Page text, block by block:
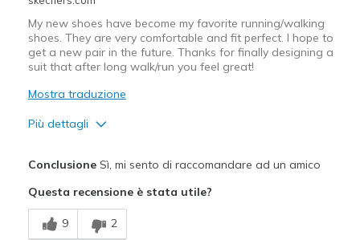
My new shoes have become my favorite running/walking
shoes. They are very comfortable and fit perfect. I hope to
get a new pair in the future. Thanks for finally designing a
suit that after long walk/run you feel great!
Mostra traduzione
Più dettagli
Breathe Well
Comfortable
ConclusioneSì, mi sento di raccomandare ad un amico
Questa recensione è stata utile?
9 2